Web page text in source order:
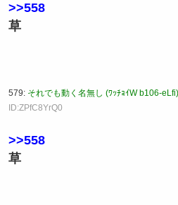
>>558
草
579: それでも動く名無し (ﾜｯﾁｮｲW b106-eLfi)
ID:ZPfC8YrQ0
>>558
草